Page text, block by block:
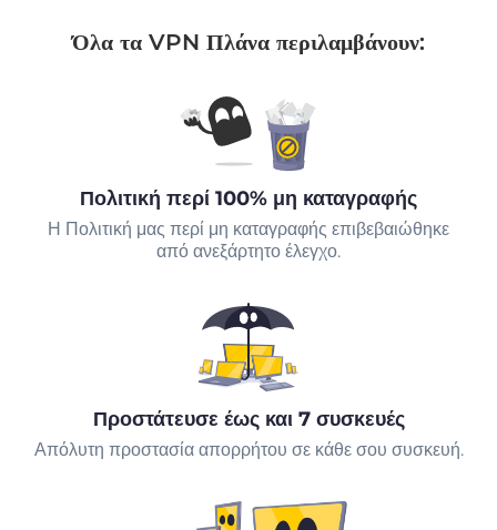
Όλα τα VPN Πλάνα περιλαμβάνουν:
Πολιτική περί 100% μη καταγραφής
Η Πολιτική μας περί μη καταγραφής επιβεβαιώθηκε
από ανεξάρτητο έλεγχο.
Προστάτευσε έως και 7 συσκευές
Απόλυτη προστασία απορρήτου σε κάθε σου συσκευή.